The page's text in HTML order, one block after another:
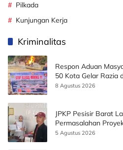
Pilkada
Kunjungan Kerja
Kriminalitas
Respon Aduan
50 Kota Gelar Razia
8 Agustus 2026
JPKP Pesisir Barat
Permasalahan
5 Agustus 2026